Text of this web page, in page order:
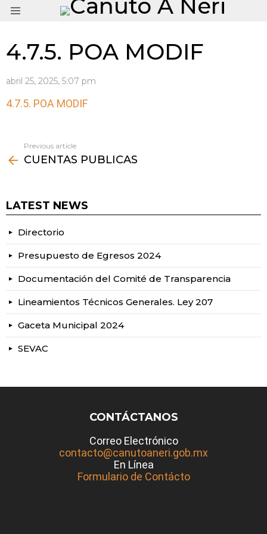
4.7.5. POA MODIF
abril 25, 2025, 5:07 pm
4.7.5. POA MODIF
more
Previous article
CUENTAS PUBLICAS
LATEST NEWS
Directorio
Presupuesto de Egresos 2024
Documentación del Comité de Transparencia
Lineamientos Técnicos Generales. Ley 207
Gaceta Municipal 2024
SEVAC
CONTÁCTANOS
Correo Electrónico
contacto@canutoaneri.gob.mx
En Línea
Formulario de Contácto